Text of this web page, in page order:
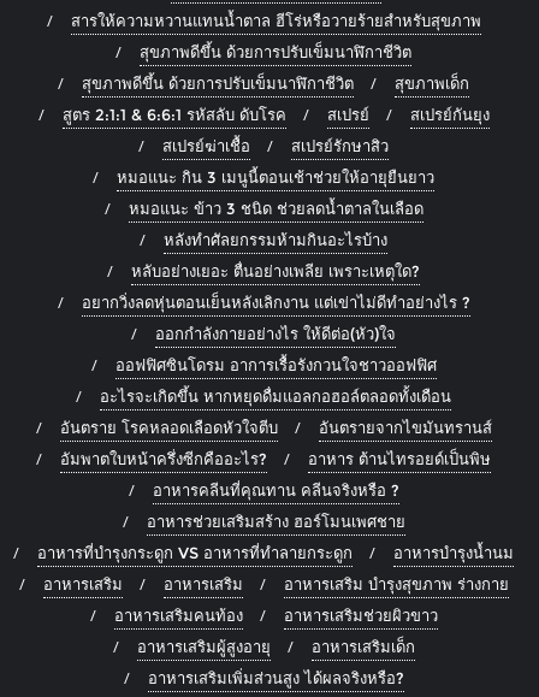
สารให้ความหวานแทนน้ำตาล ฮีโร่หรือวายร้ายสำหรับสุขภาพ
สุขภาพดีขึ้น ด้วยการปรับเข็มนาฬิกาชีวิต
สุขภาพดีขึ้น ด้วยการปรับเข็มนาฬิกาชีวิต
สุขภาพเด็ก
สูตร 2:1:1 & 6:6:1 รหัสลับ ดับโรค
สเปรย์
สเปรย์กันยุง
สเปรย์ฆ่าเชื้อ
สเปรย์รักษาสิว
หมอแนะ กิน 3 เมนูนี้ตอนเช้าช่วยให้อายุยืนยาว
หมอแนะ ข้าว 3 ชนิด ช่วยลดน้ำตาลในเลือด
หลังทำศัลยกรรมห้ามกินอะไรบ้าง
หลับอย่างเยอะ ตื่นอย่างเพลีย เพราะเหตุใด?
อยากวิ่งลดหุ่นตอนเย็นหลังเลิกงาน แต่เข่าไม่ดีทำอย่างไร ?
ออกกำลังกายอย่างไร ให้ดีต่อ(หัว)ใจ
ออฟฟิศซินโดรม อาการเรื้อรังกวนใจชาวออฟฟิศ
อะไรจะเกิดขึ้น หากหยุดดื่มแอลกอฮอล์ตลอดทั้งเดือน
อันตราย โรคหลอดเลือดหัวใจตีบ
อันตรายจากไขมันทรานส์
อัมพาตใบหน้าครึ่งซีกคืออะไร?
อาหาร ต้านไทรอยด์เป็นพิษ
อาหารคลีนที่คุณทาน คลีนจริงหรือ ?
อาหารช่วยเสริมสร้าง ฮอร์โมนเพศชาย
อาหารที่บำรุงกระดูก VS อาหารที่ทำลายกระดูก
อาหารบำรุงน้ำนม
อาหารเสริม
อาหารเสริม
อาหารเสริม บำรุงสุขภาพ ร่างกาย
อาหารเสริมคนท้อง
อาหารเสริมช่วยผิวขาว
อาหารเสริมผู้สูงอายุ
อาหารเสริมเด็ก
อาหารเสริมเพิ่มส่วนสูง ได้ผลจริงหรือ?